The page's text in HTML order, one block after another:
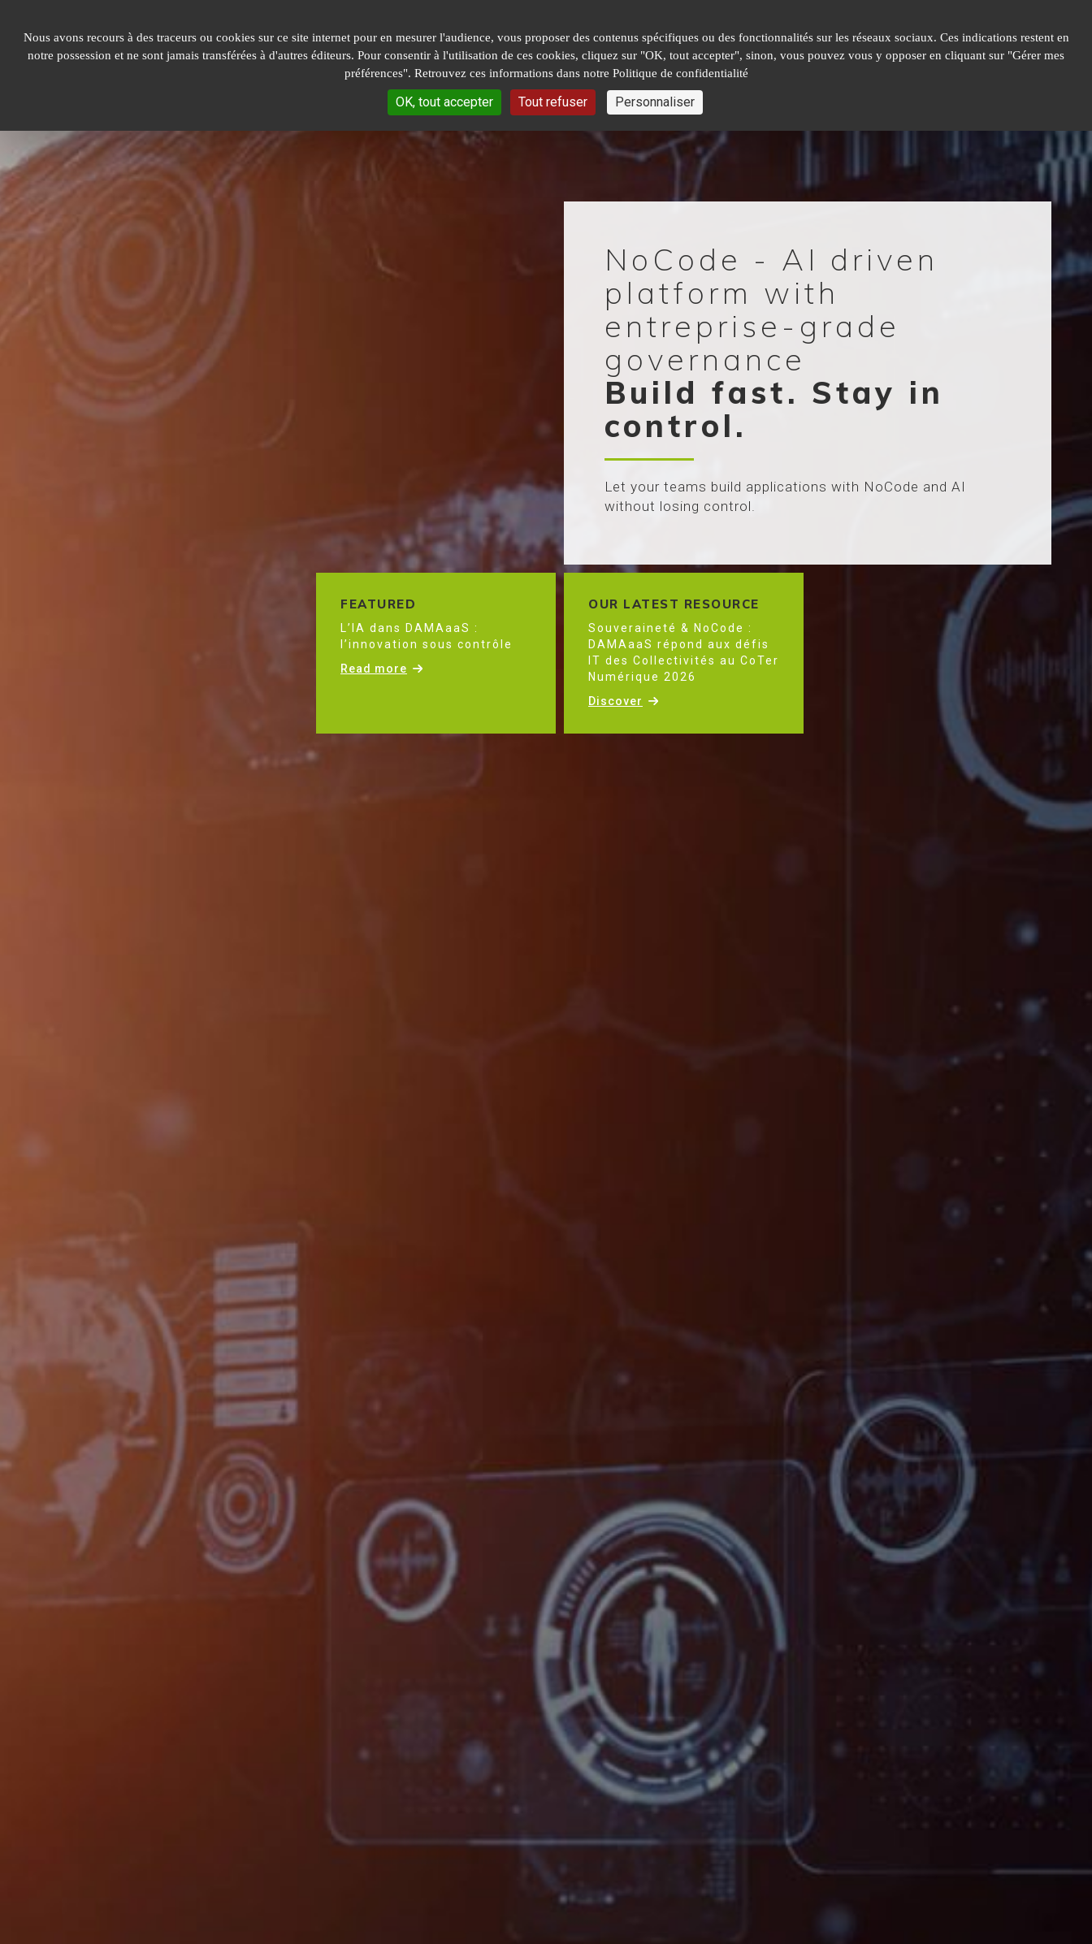
NoCode - AI driven
platform with
entreprise-grade
governance
Build fast. Stay in
control.
Let your teams build applications with NoCode and AI
without losing control.
FEATURED
L’IA dans DAMAaaS :
l’innovation sous contrôle
Read more
OUR LATEST RESOURCE
Souveraineté & NoCode :
DAMAaaS répond aux défis
IT des Collectivités au CoTer
Numérique 2026
Discover
Nous avons recours à des traceurs ou cookies sur ce site internet pour en mesurer l'audience, vous proposer des contenus spécifiques ou des fonctionnalités sur les réseaux sociaux. Ces indications restent en
notre possession et ne sont jamais transférées à d'autres éditeurs. Pour consentir à l'utilisation de ces cookies, cliquez sur "OK, tout accepter", sinon, vous pouvez vous y opposer en cliquant sur "Gérer mes
préférences". Retrouvez ces informations dans notre Politique de confidentialité
OK, tout accepter Tout refuser Personnaliser